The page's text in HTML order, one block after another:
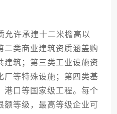
许承建十二米檐高以
二类商业建筑资质涵盖购
建筑；第三类工业设施资
厂等特殊设施；第四类基
港口等国家级工程。每个
额等级，最高等级企业可